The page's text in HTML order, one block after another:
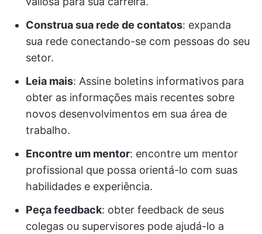
Construa sua rede de contatos: expanda
sua rede conectando-se com pessoas do seu
setor.
Leia mais: Assine boletins informativos para
obter as informações mais recentes sobre
novos desenvolvimentos em sua área de
trabalho.
Encontre um mentor: encontre um mentor
profissional que possa orientá-lo com suas
habilidades e experiência.
Peça feedback: obter feedback de seus
colegas ou supervisores pode ajudá-lo a